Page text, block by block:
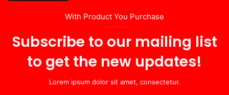
With Product You Purchase
Subscribe to our mailing list
to get the new updates!
Lorem ipsum dolor sit amet, consectetur.